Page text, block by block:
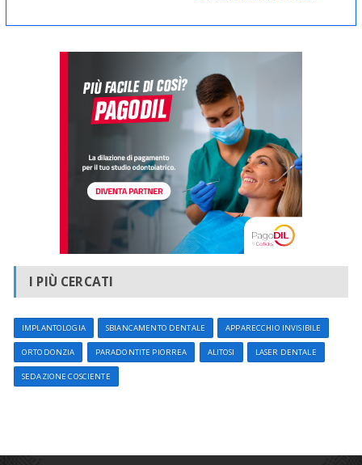
LO STUDIO HA ADERITO ALL’ACCORDO
DELLA SALUTE - ASSOCIAZIONE NAZIONALE
AD ONORARIO RIDOTTO
SI RICEVE SU APPUNTAMENTO
AMPIO PARCHEGGIO SEMINTERRATO
I PIÙ CERCATI
IMPLANTOLOGIA SBIANCAMENTO DENTALE APPARECCHIO INVISIBILE
ORTODONZIA PARADONTITE PIORREA ALITOSI LASER DENTALE
SEDAZIONE COSCIENTE